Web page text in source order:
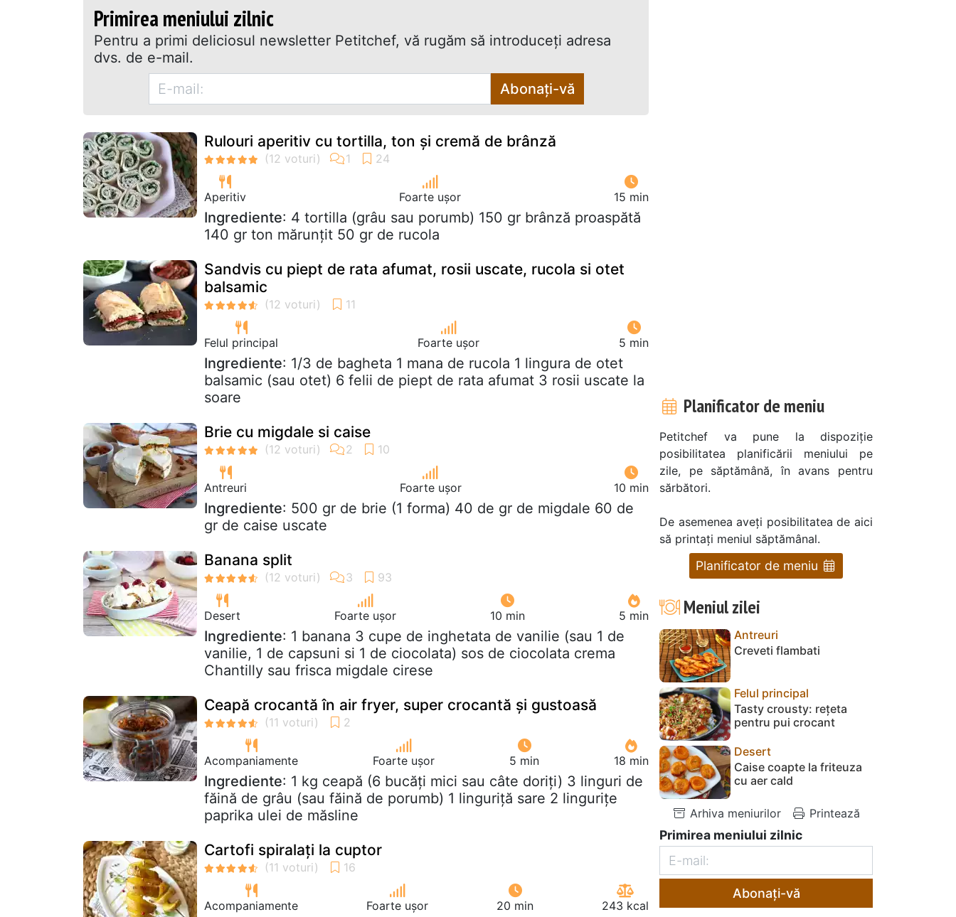
Primirea meniului zilnic
Pentru a primi deliciosul newsletter Petitchef, vă rugăm să introduceţi adresa
dvs. de e-mail.
Abonați-vă
Rulouri aperitiv cu tortilla, ton și cremă de brânză
Aperitiv Foarte ușor 15 min
Ingrediente: 4 tortilla (grâu sau porumb) 150 gr brânză proaspătă
140 gr ton mărunțit 50 gr de rucola
Sandvis cu piept de rata afumat, rosii uscate, rucola si otet
balsamic
Felul principal Foarte ușor 5 min
Ingrediente: 1/3 de bagheta 1 mana de rucola 1 lingura de otet
balsamic (sau otet) 6 felii de piept de rata afumat 3 rosii uscate la
soare
Brie cu migdale si caise
Antreuri Foarte ușor 10 min
Ingrediente: 500 gr de brie (1 forma) 40 de gr de migdale 60 de
gr de caise uscate
Banana split
Desert Foarte ușor 10 min 5 min
Ingrediente: 1 banana 3 cupe de inghetata de vanilie (sau 1 de
vanilie, 1 de capsuni si 1 de ciocolata) sos de ciocolata crema
Chantilly sau frisca migdale cirese
Ceapă crocantă în air fryer, super crocantă și gustoasă
Acompaniamente Foarte ușor 5 min 18 min
Ingrediente: 1 kg ceapă (6 bucăți mici sau câte doriți) 3 linguri de
făină de grâu (sau făină de porumb) 1 linguriță sare 2 lingurițe
paprika ulei de măsline
Cartofi spiralați la cuptor
Acompaniamente Foarte ușor 20 min 243 kcal
Planificator de meniu
Petitchef va pune la dispoziție
posibilitatea planificării meniului pe
zile, pe săptămână, în avans pentru
sărbători.
De asemenea aveți posibilitatea de aici
să printați meniul săptămânal.
Planificator de meniu
Meniul zilei
Antreuri
Creveti flambati
Felul principal
Tasty crousty: rețeta
pentru pui crocant
Desert
Caise coapte la friteuza
cu aer cald
Arhiva meniurilor Printează
Primirea meniului zilnic
Abonați-vă